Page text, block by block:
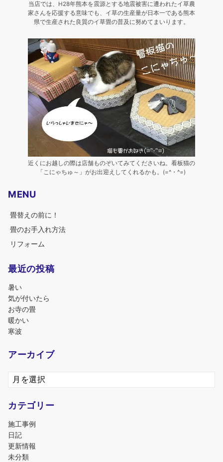
当店では、H28年熊本を震源とする地震被害に遭われたイ草農
家さんを応援する意味でも、イ草の生産量が日本一である熊本
県で生産された良質のイ草畳の普及に努めてまいります。
近くにお越しの際は店舗ものぞいてみてくださいね。看板猫の
「こにゃちゅ～」がお出迎えしてくれるかも。(=^・^=)
MENU
畳替えの前に！
畳のお手入れ方法
リフォーム
最近の投稿
暑い
気が付いたら
お寺の畳
暖かい
寒波
アーカイブ
ア
ー
イ
カテゴリー
施工事例
日記
更新情報
未分類